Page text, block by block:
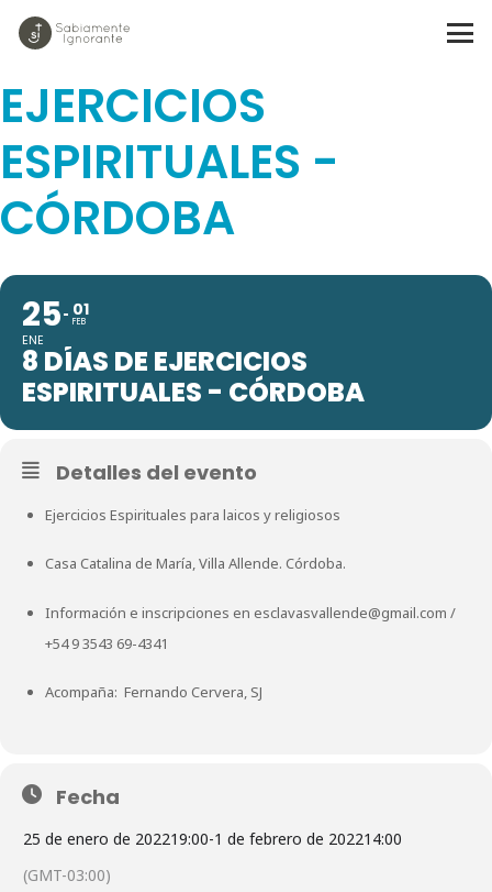
8 DÍAS DE
EJERCICIOS
ESPIRITUALES -
CÓRDOBA
25
ENE
01
FEB
8 DÍAS DE EJERCICIOS
ESPIRITUALES - CÓRDOBA
Detalles del evento
Ejercicios Espirituales para laicos y religiosos
Casa Catalina de María, Villa Allende. Córdoba.
Información e inscripciones en esclavasvallende@gmail.com /
+54 9 3543 69-4341
Acompaña: Fernando Cervera, SJ
Fecha
25 de enero de 202219:00-1 de febrero de 202214:00
(GMT-03:00)